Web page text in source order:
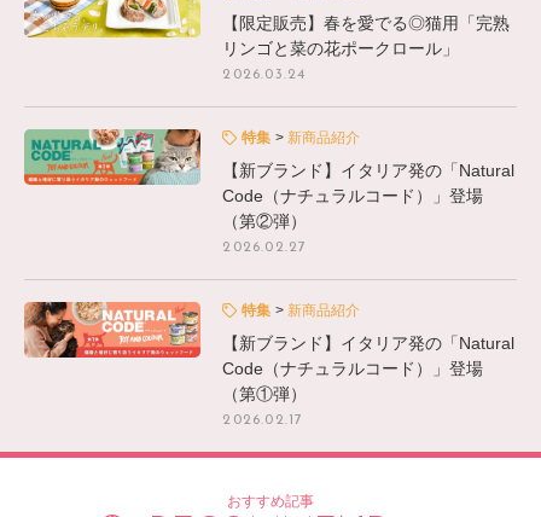
【限定販売】春を愛でる◎猫用「完熟
リンゴと菜の花ポークロール」
2026.03.24
特集 新商品紹介
【新ブランド】イタリア発の「Natural
Code（ナチュラルコード）」登場
（第②弾）
2026.02.27
特集 新商品紹介
【新ブランド】イタリア発の「Natural
Code（ナチュラルコード）」登場
（第①弾）
2026.02.17
おすすめ記事